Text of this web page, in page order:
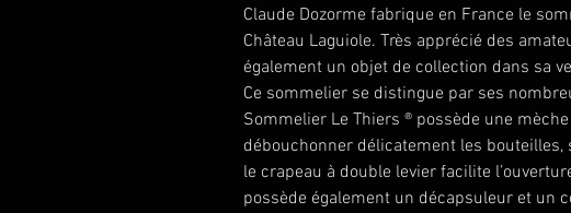
Claude Dozorme fabrique en France le
Château Laguiole. Très apprécié des
également un objet de collection dans sa
Ce sommelier se distingue par ses
Sommelier Le Thiers ® possède une
débouchonner délicatement les bouteilles,
le crapeau à double levier facilite
possède également un décapsuleur et un